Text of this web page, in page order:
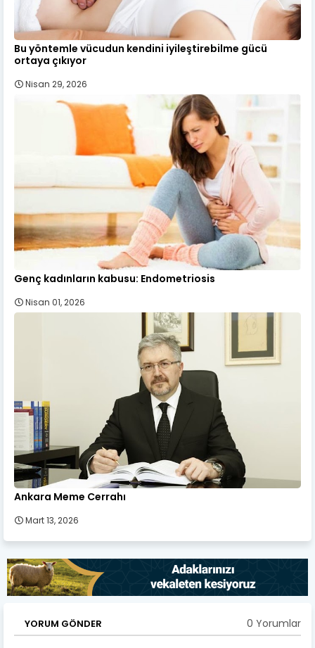
Bu yöntemle vücudun kendini iyileştirebilme gücü
ortaya çıkıyor
Nisan 29, 2026
Genç kadınların kabusu: Endometriosis
Nisan 01, 2026
Ankara Meme Cerrahı
Mart 13, 2026
YORUM GÖNDER 0 Yorumlar